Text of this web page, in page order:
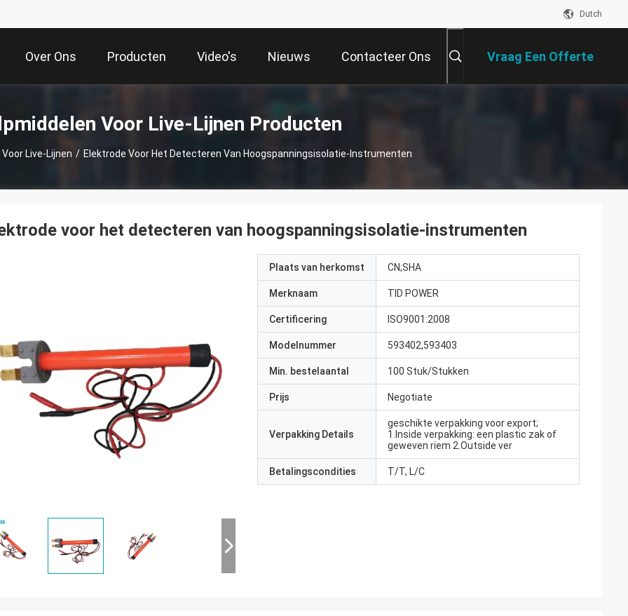
Dutch
Over Ons Producten Video's Nieuws Contacteer Ons Vraag Een Offerte
Voor Live-Lijnen Producten
Live-Lijnen / Elektrode Voor Het Detecteren Van Hoogspanningsisolatie-Instrumenten
voor het detecteren van hoogspanningsisolatie-instrumenten
Plaats van herkomst CN;SHA
Merknaam TID POWER
Certificering ISO9001:2008
Modelnummer 593402,593403
Min. bestelaantal 100 Stuk/Stukken
Prijs Negotiate
Verpakking Details
geschikte verpakking voor export;
1.Inside verpakking: een plastic zak of
geweven riem 2.Outside ver
Betalingscondities T/T, L/C